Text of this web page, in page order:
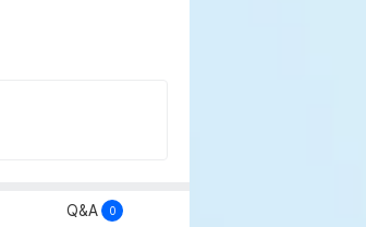
Q&A 0